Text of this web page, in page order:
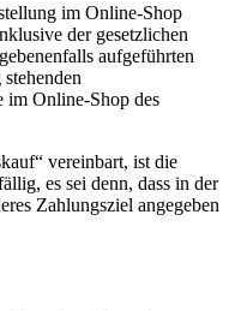
im Online-Shop
der gesetzlichen
aufgeführten
im Online-Shop des
vereinbart, ist die
es sei denn, dass in der
Zahlungsziel angegeben